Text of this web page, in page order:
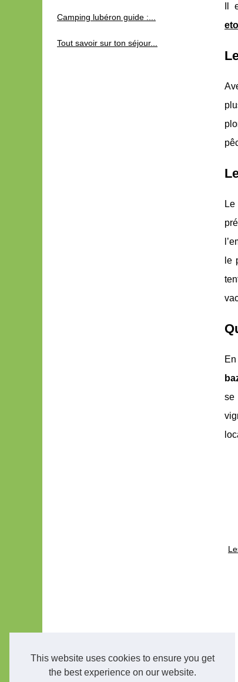
This website uses cookies to ensure you get
the best experience on our website.
Il
le
se
Camping lubéron guide :...
Tout savoir sur ton séjour...